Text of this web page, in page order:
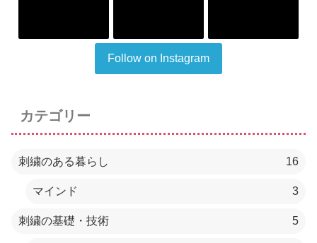
Follow on Instagram
カテゴリー
刺繍のある暮らし 16
マインド 3
刺繍の基礎・技術 5